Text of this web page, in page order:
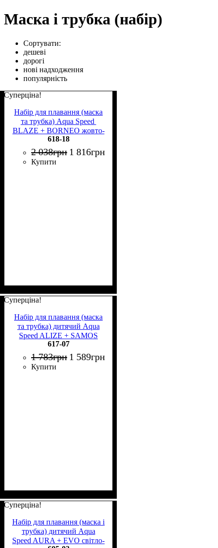
Маска і трубка (набір)
Сортувати:
дешеві
дорогі
нові надходження
популярність
Суперціна!
Набір для плавання (маска
та трубка) Aqua Speed ​​
BLAZE + BORNEO жовто-
чорний 618-18
618-18
2 038грн 1 816грн
Купити
Суперціна!
Набір для плавання (маска
та трубка) дитячий Aqua
Speed ​​ALIZE + SAMOS
чорний 617-07
617-07
1 783грн 1 589грн
Купити
Суперціна!
Набір для плавання (маска і
трубка) дитячий Aqua
Speed AURA + EVO світло-